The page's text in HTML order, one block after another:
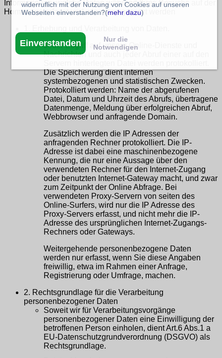
Informationen, welche Daten während Ihres Besuchs auf der
Homepage erfasst und wie diese genutzt werden
Jeder Zugriff auf unsere Online-Dienste und
Nachrichten und auch jeder Abruf einer auf den
Die Speicherung dient internen
systembezogenen und statistischen Zwecken.
Protokolliert werden: Name der abgerufenen
Datei, Datum und Uhrzeit des Abrufs, übertragene
Datenmenge, Meldung über erfolgreichen Abruf,
Webbrowser und anfragende Domain.
Zusätzlich werden die IP Adressen der
anfragenden Rechner protokolliert. Die IP-
Adresse ist dabei eine maschinenbezogene
Kennung, die nur eine Aussage über den
verwendeten Rechner für den Internet-Zugang
oder benutzten Internet-Gateway macht, und zwar
zum Zeitpunkt der Online Abfrage. Bei
verwendeten Proxy-Servern von seiten des
Online-Surfers, wird nur die IP Adresse des
Proxy-Servers erfasst, und nicht mehr die IP-
Adresse des ursprünglichen Internet-Zugangs-
Rechners oder Gateways.
Weitergehende personenbezogene Daten
werden nur erfasst, wenn Sie diese Angaben
freiwillig, etwa im Rahmen einer Anfrage,
Registrierung oder Umfrage, machen.
2. Rechtsgrundlage für die Verarbeitung
personenbezogener Daten
Soweit wir für Verarbeitungsvorgänge
personenbezogener Daten eine Einwilligung der
betroffenen Person einholen, dient Art.6 Abs.1 a
EU-Datenschutzgrundverordnung (DSGVO) als
Rechtsgrundlage.
widerruflich mit der Nutzung von Cookies auf unseren
Webseiten einverstanden?(mehr dazu)
Einverstanden
Nur die
Notwendigen